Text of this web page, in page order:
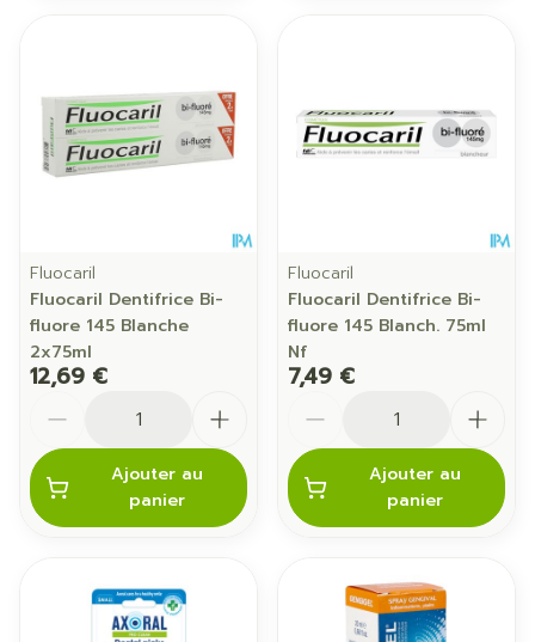
Fluocaril
Fluocaril Dentifrice Bi-
fluore 145 Blanche
2x75ml
12,69 €
Ajouter au
panier
Fluocaril
Fluocaril Dentifrice Bi-
fluore 145 Blanch. 75ml
Nf
7,49 €
Ajouter au
panier